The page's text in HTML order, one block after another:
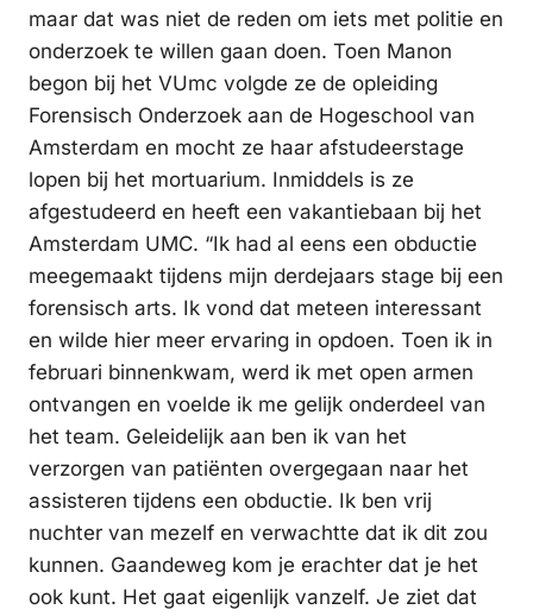
maar dat was niet de reden om iets met politie en
onderzoek te willen gaan doen. Toen Manon
begon bij het VUmc volgde ze de opleiding
Forensisch Onderzoek aan de Hogeschool van
Amsterdam en mocht ze haar afstudeerstage
lopen bij het mortuarium. Inmiddels is ze
afgestudeerd en heeft een vakantiebaan bij het
Amsterdam UMC. “Ik had al eens een obductie
meegemaakt tijdens mijn derdejaars stage bij een
forensisch arts. Ik vond dat meteen interessant
en wilde hier meer ervaring in opdoen. Toen ik in
februari binnenkwam, werd ik met open armen
ontvangen en voelde ik me gelijk onderdeel van
het team. Geleidelijk aan ben ik van het
verzorgen van patiënten overgegaan naar het
assisteren tijdens een obductie. Ik ben vrij
nuchter van mezelf en verwachtte dat ik dit zou
kunnen. Gaandeweg kom je erachter dat je het
ook kunt. Het gaat eigenlijk vanzelf. Je ziet dat